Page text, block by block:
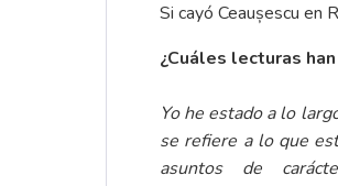
Si cayó Ceaușescu en
¿Cuáles lecturas
Yo he estado a lo
se refiere a lo que
asuntos de